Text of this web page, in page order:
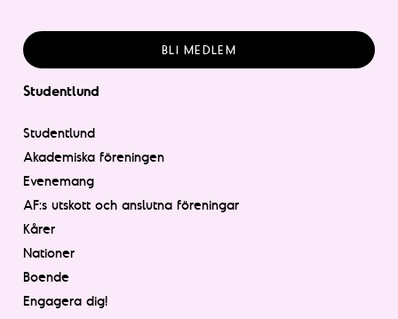
BLI MEDLEM
Studentlund
Studentlund
Akademiska föreningen
Evenemang
AF:s utskott och anslutna föreningar
Kårer
Nationer
Boende
Engagera dig!